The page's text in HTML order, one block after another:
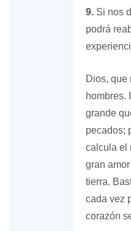
9. Si nos
podrá
Dios, que
hombres.
grande
pecados;
calcula el
gran
tierra.
cada vez
corazón